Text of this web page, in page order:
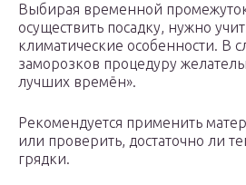
Выбирая временной
осуществить посадку, нужно
климатические особенности. В
заморозков процедуру
лучших времён».
Рекомендуется применить
или проверить, достаточно ли
грядки.